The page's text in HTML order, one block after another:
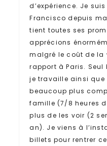
d’expérience. Je
Francisco depuis
tient toutes ses
apprécions
malgré le coût de la
rapport à Paris.
je travaille ainsi que
beaucoup plus
famille (7/8 heures
plus de les voir (2
an). Je viens à
billets pour rentrer